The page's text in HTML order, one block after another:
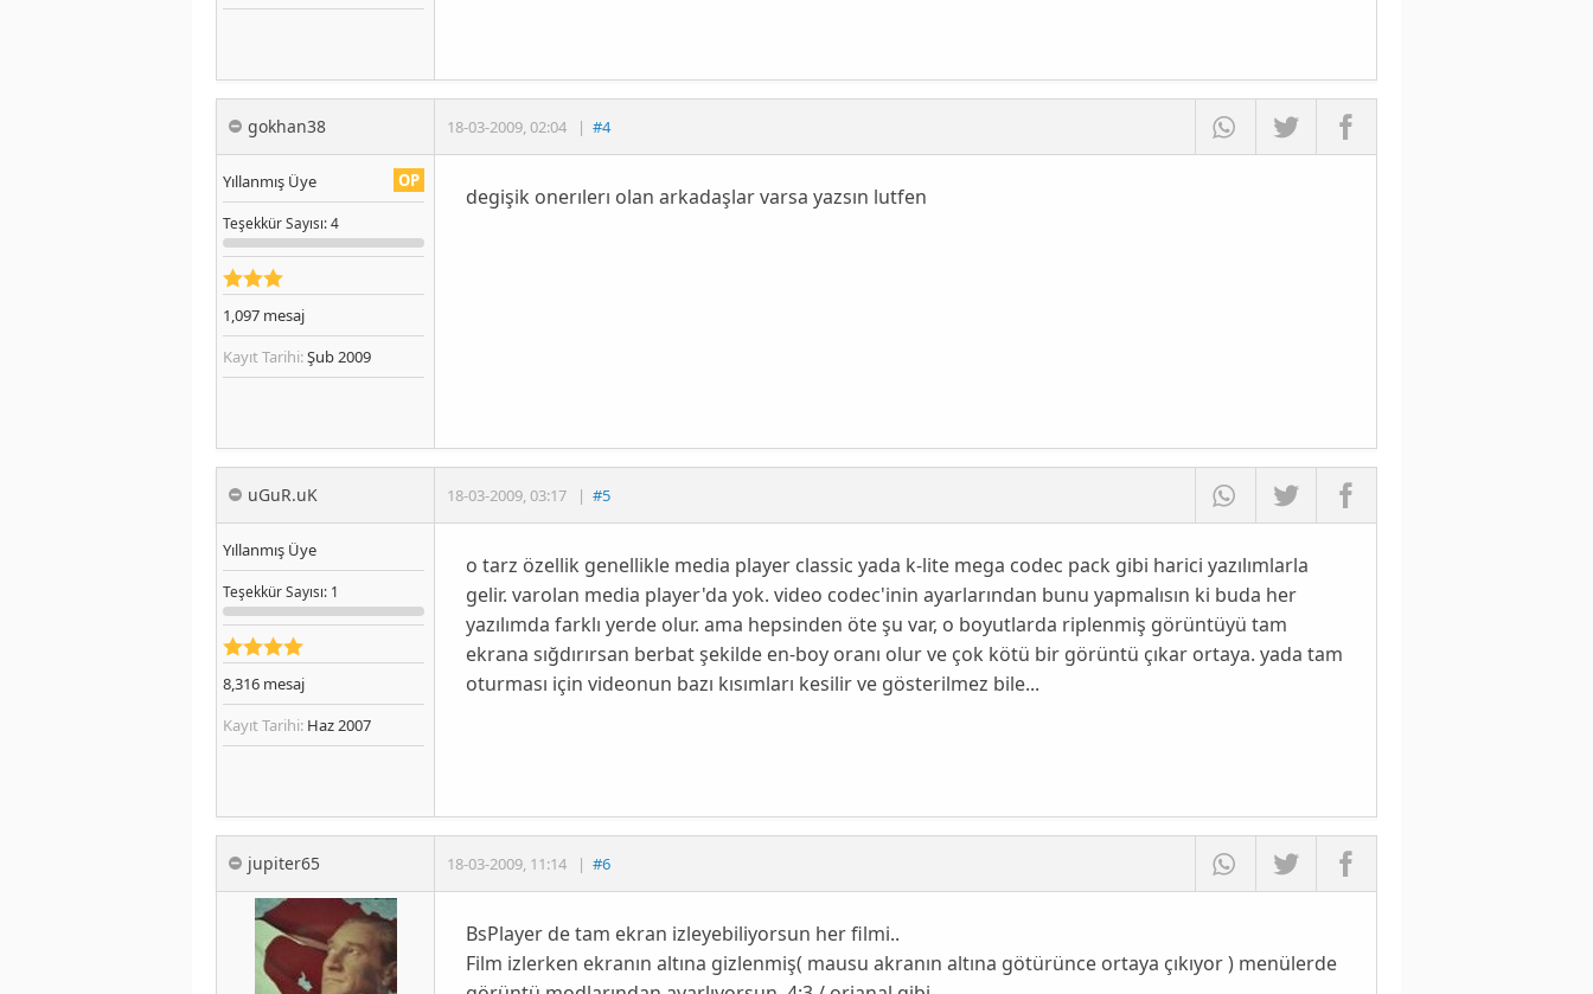
gokhan38 18-03-2009,02:04 | #4
OP
Yıllanmış Üye
TeşekkürSayısı: 4
1,097 mesaj
Kayıt Tarihi:Şub 2009
degişik onerılerı olan arkadaşlar varsa yazsın lutfen
uGuR.uK 18-03-2009,03:17 | #5
Yıllanmış Üye
TeşekkürSayısı: 1
8,316 mesaj
Kayıt Tarihi: Haz 2007
o tarz özellik genellikle media player classic yada k-lite mega codec pack gibi harici yazılımlarla
gelir. varolan media player'da yok. video codec'inin ayarlarından bunu yapmalısın ki buda her
yazılımda farklı yerde olur. ama hepsinden öte şu var, o boyutlarda riplenmiş görüntüyü tam
ekrana sığdırırsan berbat şekilde en-boy oranı olur ve çok kötü bir görüntü çıkar ortaya. yada tam
oturması için videonun bazı kısımları kesilir ve gösterilmez bile...
jupiter65 18-03-2009, 11:14 | #6
BsPlayer de tam ekran izleyebiliyorsun her filmi..
Film izlerken ekranın altına gizlenmiş( mausu akranın altına götürünce ortaya çıkıyor ) menülerde